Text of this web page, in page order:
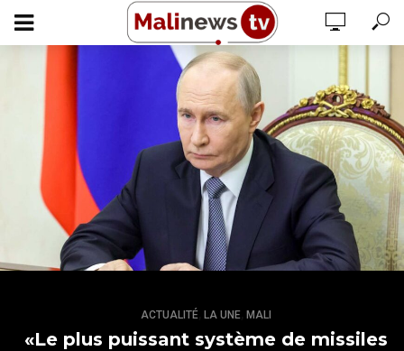
ACTUALITÉ, LA UNE, MALI
«Le plus puissant système de missiles